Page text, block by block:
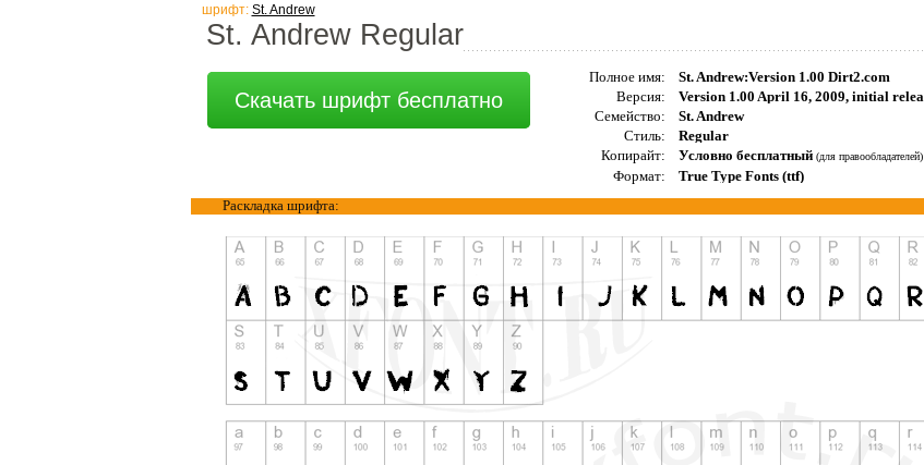
шрифт: St. Andrew
St. Andrew Regular
Скачать шрифт бесплатно
Полное имя:
St. Andrew:Version 1.00 Dirt2.com
Версия:
Семейство:
St. Andrew
Стиль:
Regular
Копирайт:
Условно бесплатный (для правообладателей)
Формат:
True Type Fonts (ttf)
Раскладка шрифта: